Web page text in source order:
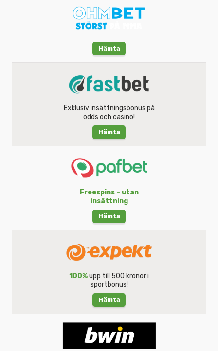
Hämta
Exklusiv insättningsbonus på
odds och casino!
Hämta
Freespins – utan
insättning
Hämta
100%upp till 500 kronor i
sportbonus!
Hämta